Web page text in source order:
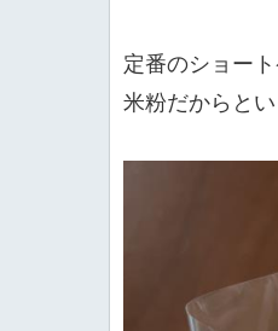
定番のショー
米粉だからと